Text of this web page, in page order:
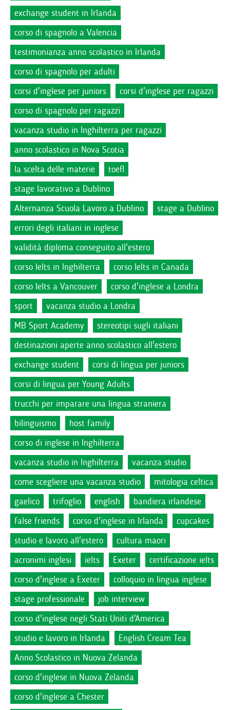
exchange student in Irlanda
corso di spagnolo a Valencia
testimonianza anno scolastico in Irlanda
corso di spagnolo per adulti
corsi d'inglese per juniors
corsi d'inglese per ragazzi
corso di spagnolo per ragazzi
vacanza studio in Inghilterra per ragazzi
anno scolastico in Nova Scotia
la scelta delle materie
toefl
stage lavorativo a Dublino
Alternanza Scuola Lavoro a Dublino
stage a Dublino
errori degli italiani in inglese
validità diploma conseguito all'estero
corso Ielts in Inghilterra
corso Ielts in Canada
corso Ielts a Vancouver
corso d'inglese a Londra
sport
vacanza studio a Londra
MB Sport Academy
stereotipi sugli italiani
destinazioni aperte anno scolastico all'estero
exchange student
corsi di lingua per juniors
corsi di lingua per Young Adults
trucchi per imparare una lingua straniera
bilinguismo
host family
corso di inglese in Inghilterra
vacanza studio in Inghilterra
vacanza studio
come scegliere una vacanza studio
mitologia celtica
gaelico
trifoglio english
bandiera irlandese
false friends
corso d'inglese in Irlanda
cupcakes
studio e lavoro all'estero
cultura maori
acronimi inglesi
ielts Exeter
certificazione ielts
corso d'inglese a Exeter
colloquio in lingua inglese
stage professionale
job interview
corso d'inglese negli Stati Uniti d'America
studio e lavoro in Irlanda
English Cream Tea
Anno Scolastico in Nuova Zelanda
corso d'inglese in Nuova Zelanda
corso d'inglese a Chester